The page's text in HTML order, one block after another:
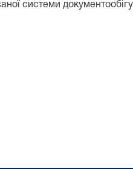
системи документообігу